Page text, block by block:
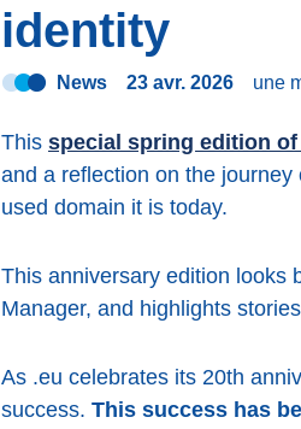
identity
News 23 avr. 2026 une
This special spring edition of
and a reflection on the
used domain it is today.
This anniversary edition looks
Manager, and highlights
As .eu celebrates its 20th
success. This success has